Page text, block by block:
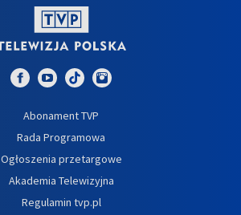
Abonament TVP
Rada Programowa
Ogłoszenia przetargowe
Akademia Telewizyjna
Regulamin tvp.pl